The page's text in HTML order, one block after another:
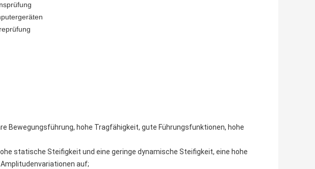
Bewegungsführung, hohe Tragfähigkeit, gute Führungsfunktionen, hohe
statische Steifigkeit und eine geringe dynamische Steifigkeit, eine hohe
auf;